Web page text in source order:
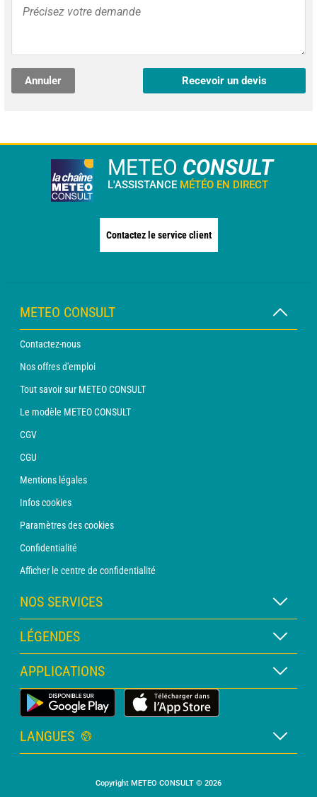
Annuler Recevoir un devis
METEO CONSULT
L'ASSISTANCE MÉTÉO EN DIRECT
Contactez le service client
METEO CONSULT
Contactez-nous
Nos offres d'emploi
Tout savoir sur METEO CONSULT
Le modèle METEO CONSULT
CGV
CGU
Mentions légales
Infos cookies
Paramètres des cookies
Confidentialité
Afficher le centre de confidentialité
NOS SERVICES
Abonnement METEO Xpert
Abonnement METEO PRO
Consultation avec un prévisionniste
Bulletin PRO
LÉGENDES
Légende des cartes
Légende des pictogrammes
Glossaire
APPLICATIONS
Application Météo Terrestre
LANGUES
Copyright METEO CONSULT © 2026